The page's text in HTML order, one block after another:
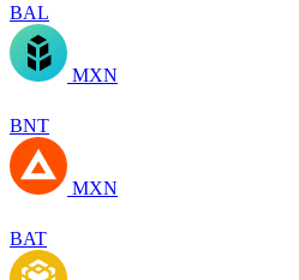
BAL
MXN
BNT
MXN
BAT